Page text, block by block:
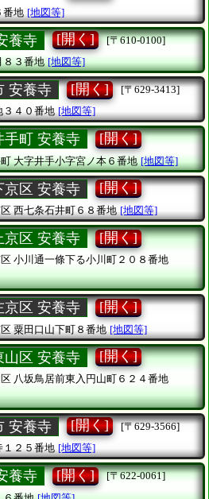
番地 [地図等]
養寺 [開く]
[〒610-0100]
３番地 [地図等]
安養寺 [開く]
[〒629-3413]
４０番地 [地図等]
手町 安養寺 [開く]
大字井手小字宮ノ本６番地 [地図等]
京区 安養寺 [開く]
西七条石井町６８番地 [地図等]
京区 安養寺 [開く]
小川通一條下る小川町２０８番地
京区 安養寺 [開く]
粟田口山下町８番地 [地図等]
山区 安養寺 [開く]
八坂鳥居前東入円山町６２４番地
安養寺 [開く]
[〒629-3566]
２５番地 [地図等]
養寺 [開く]
[〒622-0061]